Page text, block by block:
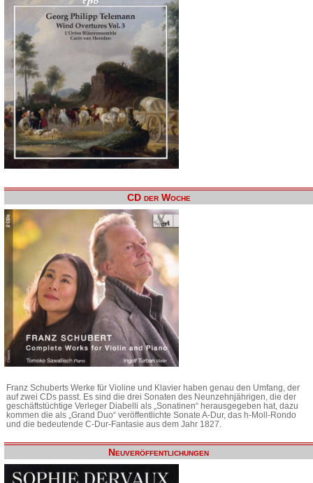
CD der Woche
Franz Schuberts Werke für Violine und Klavier haben genau den Umfang, der
auf zwei CDs passt. Es sind die drei Sonaten des Neunzehnjährigen, die der
geschäftstüchtige Verleger Diabelli als „Sonatinen“ herausgegeben hat, dazu
kommen die als „Grand Duo“ veröffentlichte Sonate A-Dur, das h-Moll-Rondo
und die bedeutende C-Dur-Fantasie aus dem Jahr 1827.
Neuveröffentlichungen